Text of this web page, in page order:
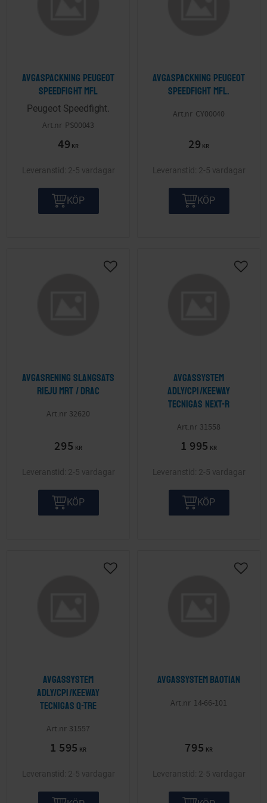
Avgaspackning Peugeot
Speedfight mfl
Peugeot Speedfight.
PS00043
49 KR
2-5 vardagar
KÖP
Avgaspackning Peugeot
Speedfight mfl.
CY00040
29 KR
2-5 vardagar
KÖP
Avgasrening slangsats
Rieju MRT / Drac
32620
295 KR
Lägg till i önskelista
2-5 vardagar
KÖP
Avgassystem
Adly/CPI/Keeway
Tecnigas NEXT-R
31558
1 995 KR
Lägg
2-5 vardagar
KÖP
Avgassystem
Adly/CPI/Keeway
Tecnigas Q-TRE
31557
1 595 KR
Lägg till i önskelista
2-5 vardagar
Avgassystem Baotian
14-66-101
795 KR
Lägg
2-5 vardagar